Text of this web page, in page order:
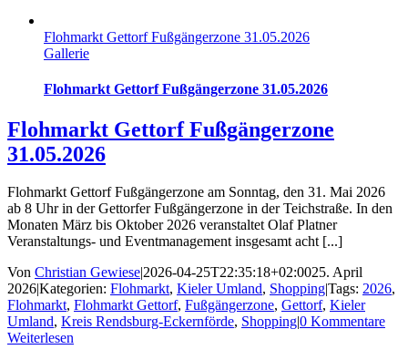
Flohmarkt Gettorf Fußgängerzone 31.05.2026
Gallerie
Flohmarkt Gettorf Fußgängerzone 31.05.2026
Flohmarkt Gettorf Fußgängerzone
31.05.2026
Flohmarkt Gettorf Fußgängerzone am Sonntag, den 31. Mai 2026
ab 8 Uhr in der Gettorfer Fußgängerzone in der Teichstraße. In den
Monaten März bis Oktober 2026 veranstaltet Olaf Platner
Veranstaltungs- und Eventmanagement insgesamt acht [...]
Von Christian Gewiese|2026-04-25T22:35:18+02:0025. April
2026|Kategorien: Flohmarkt, Kieler Umland, Shopping|Tags: 2026,
Flohmarkt, Flohmarkt Gettorf, Fußgängerzone, Gettorf, Kieler
Umland, Kreis Rendsburg-Eckernförde, Shopping|0 Kommentare
Weiterlesen